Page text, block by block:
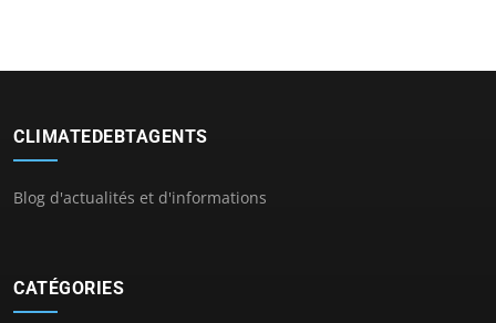
CLIMATEDEBTAGENTS
Blog d'actualités et d'informations
CATÉGORIES